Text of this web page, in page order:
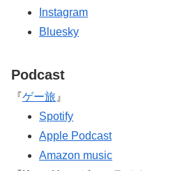
Instagram
Bluesky
Podcast
『ゲー旅 』
Spotify
Apple Podcast
Amazon music